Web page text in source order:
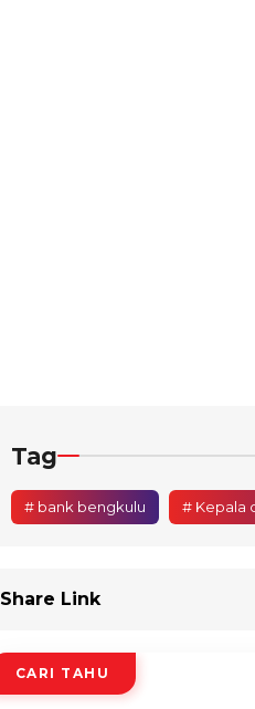
Tag
# bank bengkulu # Kepala
Share Link
CARI TAHU